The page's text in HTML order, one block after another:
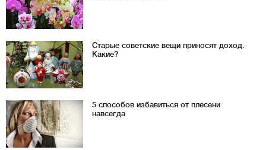
Старые советские вещи приносят доход.
Какие?
5 способов избавиться от плесени
навсегда